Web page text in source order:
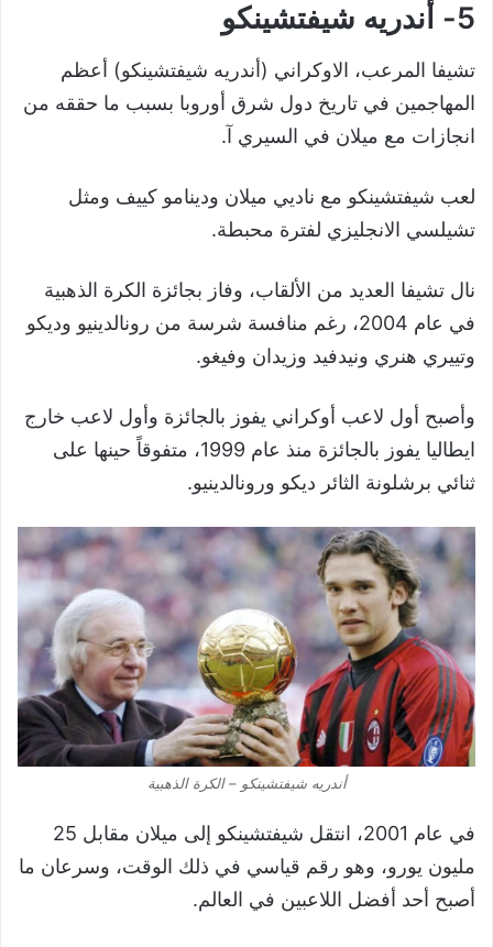
5- أندريه شيفتشينكو
تشيفا المرعب، الاوكراني (أندريه شيفتشينكو) أعظم
المهاجمين في تاريخ دول شرق أوروبا بسبب ما حققه من
انجازات مع ميلان في السيري آ.
لعب شيفتشينكو مع ناديي ميلان ودينامو كييف ومثل
تشيلسي الانجليزي لفترة محبطة.
نال تشيفا العديد من الألقاب، وفاز بجائزة الكرة الذهبية
في عام 2004، رغم منافسة شرسة من رونالدينيو وديكو
وتييري هنري ونيدفيد وزيدان وفيغو.
وأصبح أول لاعب أوكراني يفوز بالجائزة وأول لاعب خارج
ايطاليا يفوز بالجائزة منذ عام 1999، متفوقاً حينها على
ثنائي برشلونة الثائر ديكو ورونالدينيو.
أندريه شيفتشينكو – الكرة الذهبية
في عام 2001، انتقل شيفتشينكو إلى ميلان مقابل 25
مليون يورو، وهو رقم قياسي في ذلك الوقت، وسرعان ما
أصبح أحد أفضل اللاعبين في العالم.